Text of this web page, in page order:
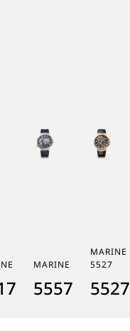
PW0
5517
Y2/9ZU
MARINE HORA
5557BR/
MARINE
5527